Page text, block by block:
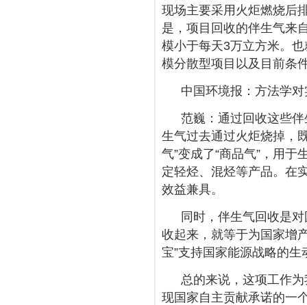
现场主要采用火炬燃烧后
是，项目回收的伴生气来
模小于每天3万立方米。
模分散型项目以及目前条
中国环境报：方法学
范巍：通过回收这些
生气过去通过火炬烧掉，
气”变成了“商品气”，用
定轻烃、混烃等产品。在
效益兼具。
同时，伴生气回收是
收起来，就等于为国家增
宝”支持国家能源战略的生
总的来说，这项工作
现国家自主贡献承诺的一